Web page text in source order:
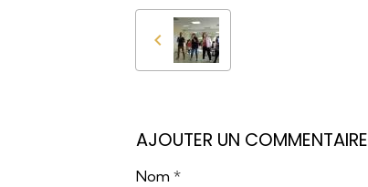
AJOUTER UN COMMENTAIRE
Nom